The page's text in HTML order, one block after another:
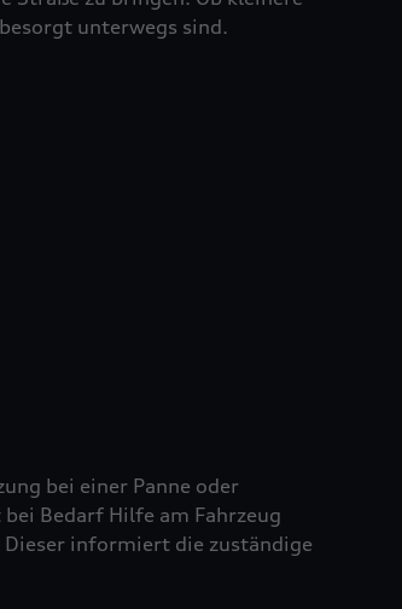
unterwegs sind.
bei einer Panne oder
Bedarf Hilfe am Fahrzeug
informiert die zuständige